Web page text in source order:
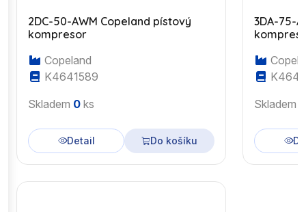
2DC-50-AWM Copeland pístový
kompresor
Copeland
K4641589
Skladem 0 ks
Detail Do košíku
3DA-75-
Skladem